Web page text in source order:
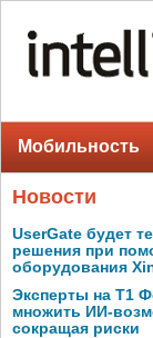
Мобильность
Новости
UserGate будет
решения при
оборудования
Эксперты на Т1
множить ИИ-
сокращая риски